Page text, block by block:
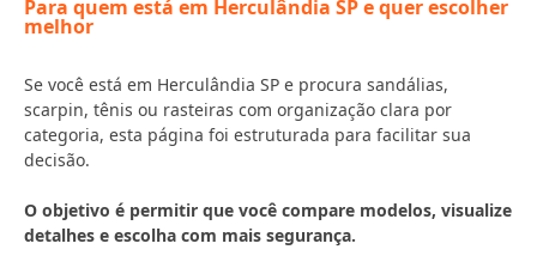
Para quem está em Herculândia SP e quer escolher
melhor
Se você está em Herculândia SP e procura sandálias,
scarpin, tênis ou rasteiras com organização clara por
categoria, esta página foi estruturada para facilitar sua
decisão.
O objetivo é permitir que você compare modelos, visualize
detalhes e escolha com mais segurança.